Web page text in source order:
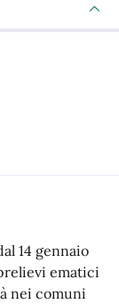
14 gennaio
ematici
nei comuni